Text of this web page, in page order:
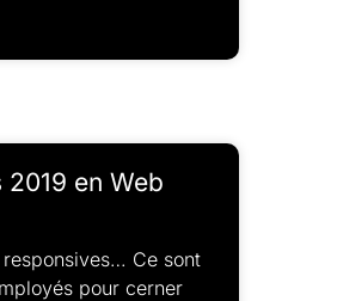
en Web
Ce sont
pour cerner